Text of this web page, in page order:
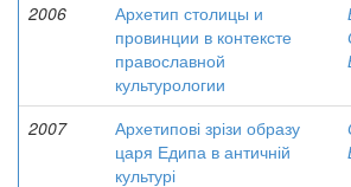
2006
Архетип столицы и
провинции в контексте
православной
культурологии
2007
Архетипові зрізи образу
царя Едипа в античній
культурі